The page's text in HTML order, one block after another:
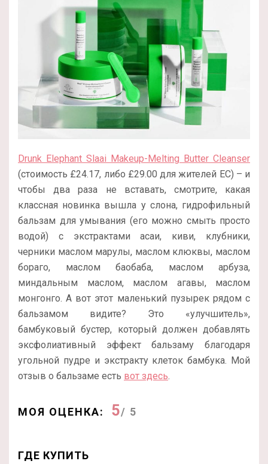
Drunk Elephant Slaai Makeup-Melting Butter Cleanser
(стоимость £24.17, либо £29.00 для жителей ЕС) – и
чтобы два раза не вставать, смотрите, какая
классная новинка вышла у слона, гидрофильный
бальзам для умывания (его можно смыть просто
водой) с экстрактами асаи, киви, клубники,
черники маслом марулы, маслом клюквы, маслом
бораго, маслом баобаба, маслом арбуза,
миндальным маслом, маслом агавы, маслом
монгонго. А вот этот маленький пузырек рядом с
бальзамом видите? Это «улучшитель»,
бамбуковый бустер, который должен добавлять
эксфолиативный эффект бальзаму благодаря
угольной пудре и экстракту клеток бамбука. Мой
отзыв о бальзаме есть вот здесь.
МОЯ ОЦЕНКА: 5/ 5
ГДЕ КУПИТЬ